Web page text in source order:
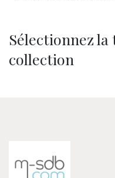
Sélectionnez
collection